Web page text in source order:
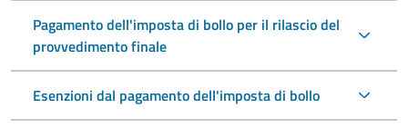
Pagamento dell'imposta di bollo per il rilascio del
provvedimento finale
Esenzioni dal pagamento dell'imposta di bollo